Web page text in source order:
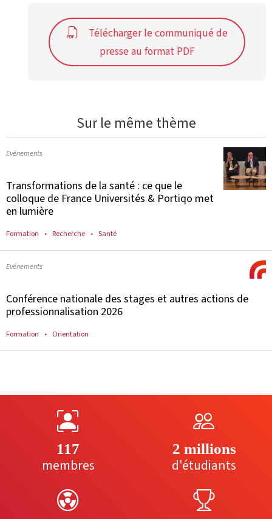
Télécharger le communiqué de
presse au format PDF
Sur le même thème
Evénements
Transformations de la santé : ce que le
colloque de France Universités & Portiqo met
en lumière
Formation Recherche Santé
Evénements
Conférence nationale des stages et autres actions de
professionnalisation 2026
Formation Orientation
117
membres
2 millions
d'étudiants